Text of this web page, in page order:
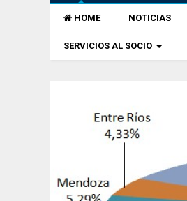
HOME NOTICIAS
SERVICIOS AL SOCIO